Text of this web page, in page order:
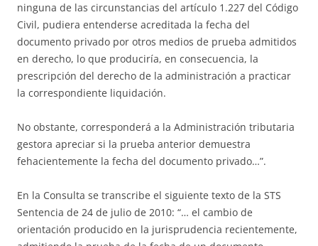
ninguna de las circunstancias del artículo 1.227 del Código
Civil, pudiera entenderse acreditada la fecha del
documento privado por otros medios de prueba admitidos
en derecho, lo que produciría, en consecuencia, la
prescripción del derecho de la administración a practicar
la correspondiente liquidación.
No obstante, corresponderá a la Administración tributaria
gestora apreciar si la prueba anterior demuestra
fehacientemente la fecha del documento privado…”.
En la Consulta se transcribe el siguiente texto de la STS
Sentencia de 24 de julio de 2010: “… el cambio de
orientación producido en la jurisprudencia recientemente,